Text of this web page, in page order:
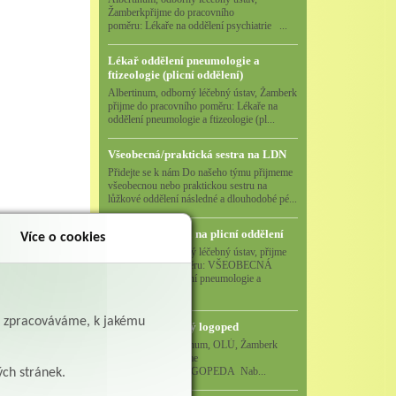
Žamberkpřijme do pracovního
poměru: Lékaře na oddělení psychiatrie ...
Lékař oddělení pneumologie a
ftizeologie (plicní oddělení)
Albertinum, odborný léčebný ústav, Žamberk
přijme do pracovního poměru: Lékaře na
oddělení pneumologie a ftizeologie (pl...
Všeobecná/praktická sestra na LDN
Přidejte se k nám Do našeho týmu přijmeme
všeobecnou nebo praktickou sestru na
lůžkové oddělení následné a dlouhodobé pé...
Všeobecná sestra na plicní oddělení
Albertinum, odborný léčebný ústav, přijme
do pracovního poměru: VŠEOBECNÁ
SESTRA na oddělení pneumologie a
Logoped/klinický logoped
Albertinum, OLÚ, Žamberk
přijme
KLINICKÉHO LOGOPEDA Nab...
Více o cookies
k jakému
stránek.